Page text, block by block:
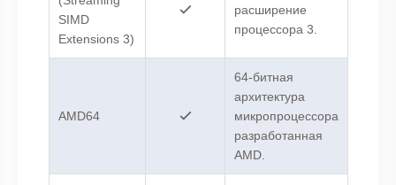
SIMD
Extensions 3)
расширение
процессора 3.
AMD64
64-битная
архитектура
микропроцессора
разработанная
AMD.